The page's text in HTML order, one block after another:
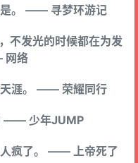
是。 —— 寻梦环游记
不发光的时候都在为发
网络
天涯。 —— 荣耀同行
—— 少年JUMP
人疯了。 —— 上帝死了